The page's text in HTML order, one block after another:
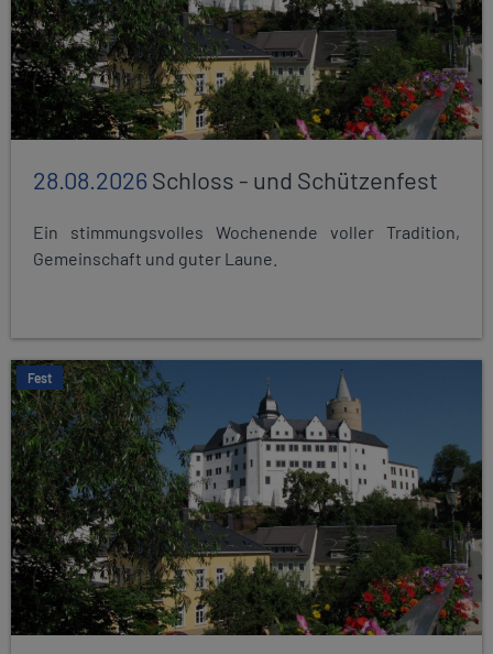
28.08.2026Schloss - und Schützenfest
Ein stimmungsvolles Wochenende voller Tradition,
Gemeinschaft und guter Laune.
Fest